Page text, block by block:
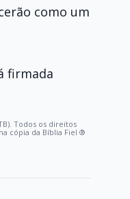
como um
firmada
Todos os direitos
cópia da Bíblia Fiel ®️